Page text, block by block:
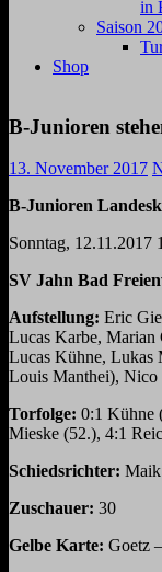
in
Saison
Shop
B-Junioren
13. November 2017
B-Junioren
Sonntag, 12.11.2017
SV Jahn Bad
Aufstellung: Eric
Lucas Karbe, Marian
Lucas Kühne, Lukas
Louis Manthei), Nico
Torfolge: 0:1 Kühne
Mieske (52.), 4:1
Schiedsrichter: Maik
Zuschauer: 30
Gelbe Karte: Goetz